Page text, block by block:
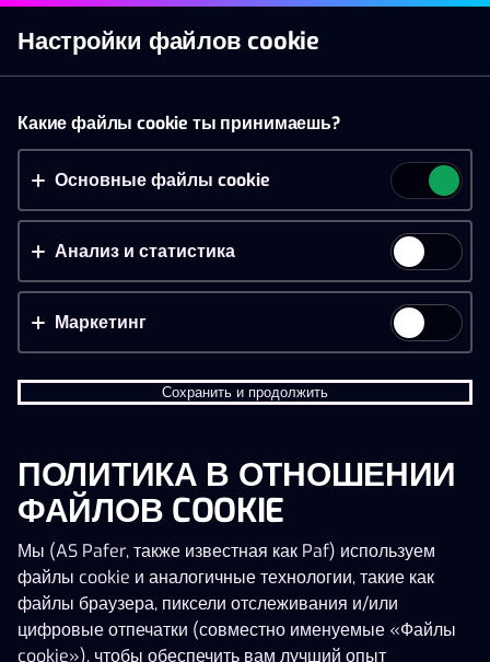
Эта игра запускается как демо-версия.
Пожалуйста, авторизуйся, чтобы играть в
эту игру на наличные деньги.
Принять файлы cookie?
На этом веб-сайте используются 3 различных типа
файлов cookie: основные, отслеживающие и
Принять всё
Настройки и информация
Настройки файлов cookie
Какие файлы cookie ты принимаешь?
Основные файлы cookie
Анализ и статистика
Маркетинг
Сохранить и продолжить
ПОЛИТИКА В ОТНОШЕНИИ
ФАЙЛОВ COOKIE
Мы (AS Pafer, также известная как Paf) используем
файлы cookie и аналогичные технологии, такие как
файлы браузера, пиксели отслеживания и/или
цифровые отпечатки (совместно именуемые «Файлы
cookie»), чтобы обеспечить вам лучший опыт